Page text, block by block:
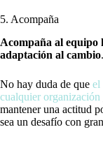
5. Acompaña
Acompaña al equipo
adaptación al cambio.
No hay duda de que el
cualquier organización
mantener una actitud
sea un desafío con